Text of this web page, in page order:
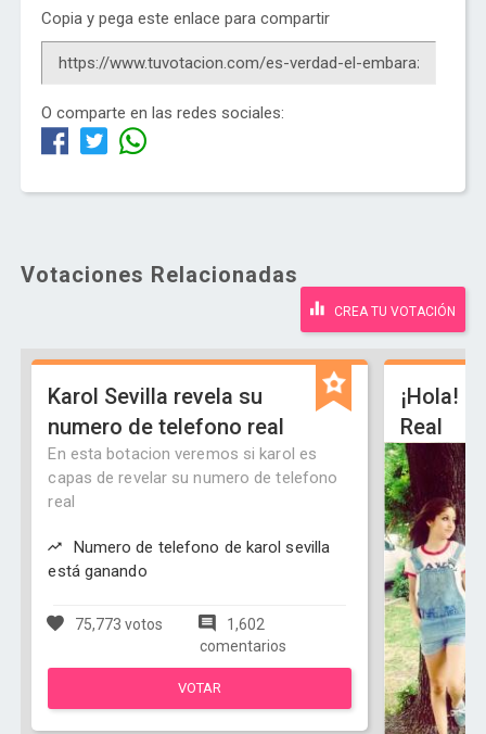
Copia y pega este enlace para compartir
O comparte en las redes sociales:
Votaciones Relacionadas
CREA TU VOTACIÓN
Karol Sevilla revela su
numero de telefono real
En esta botacion veremos si karol es
capas de revelar su numero de telefono
real
Numero de telefono de karol sevilla
está ganando
75,773 votos
1,602
comentarios
VOTAR
¡Hola!
Real